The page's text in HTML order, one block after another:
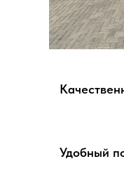
Удобный